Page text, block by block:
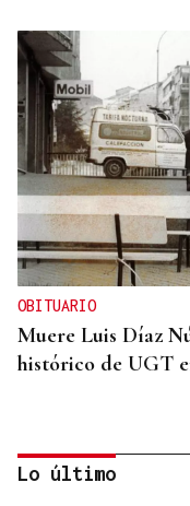
OBITUARIO
Muere Luis Díaz
histórico de UGT
Lo último